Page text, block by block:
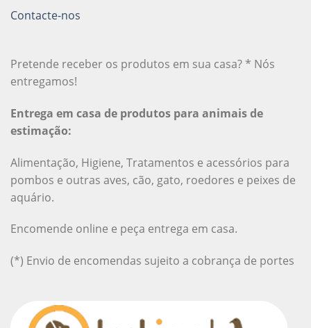
Contacte-nos
Pretende receber os produtos em sua casa? * Nós
entregamos!
Entrega em casa de produtos para animais de
estimação:
Alimentação, Higiene, Tratamentos e acessórios para
pombos e outras aves, cão, gato, roedores e peixes de
aquário.
Encomende online e peça entrega em casa.
(*) Envio de encomendas sujeito a cobrança de portes